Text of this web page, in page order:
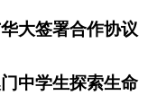
大签署合作协议
中学生探索生命